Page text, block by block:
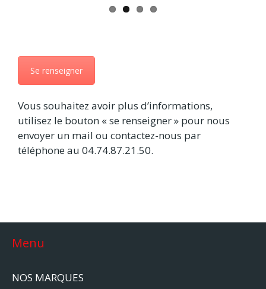
Se renseigner
Vous souhaitez avoir plus d’informations,
utilisez le bouton « se renseigner » pour nous
envoyer un mail ou contactez-nous par
téléphone au 04.74.87.21.50.
Menu
NOS MARQUES